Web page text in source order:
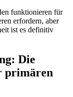
funktionieren für
⁤erfordern, aber
‍ist es definitiv
Die
primären